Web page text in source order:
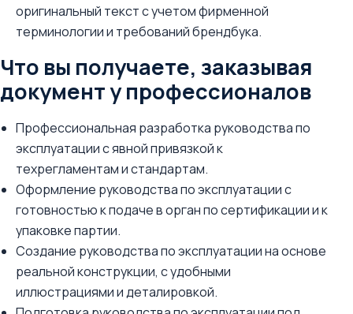
оригинальный текст с учетом фирменной
терминологии и требований брендбука.
Что вы получаете, заказывая
документ у профессионалов
Профессиональная разработка руководства по
эксплуатации с явной привязкой к
техрегламентам и стандартам.
Оформление руководства по эксплуатации с
готовностью к подаче в орган по сертификации и к
упаковке партии.
Создание руководства по эксплуатации на основе
реальной конструкции, с удобными
иллюстрациями и деталировкой.